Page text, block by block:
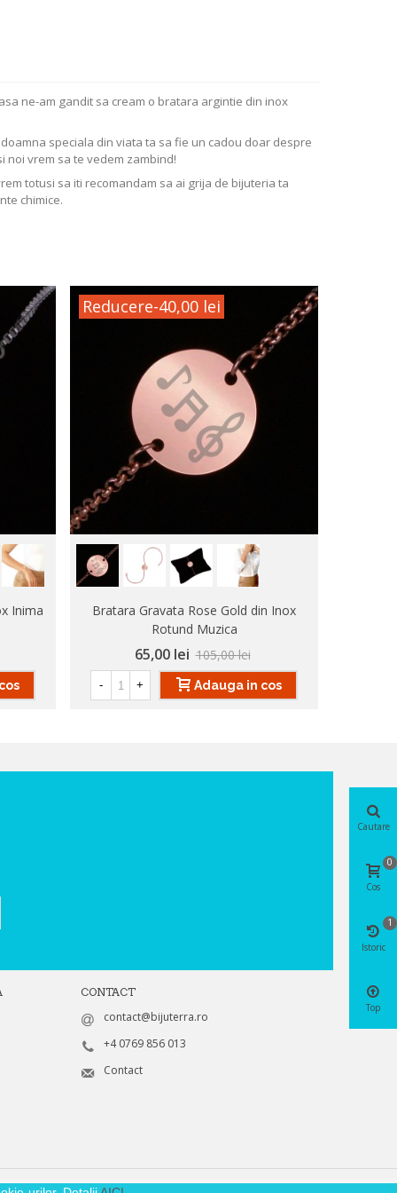
ne-am gandit sa cream o bratara argintie din inox
speciala din viata ta sa fie un cadou doar despre
noi vrem sa te vedem zambind!
totusi sa iti recomandam sa ai grija de bijuteria ta
chimice.
Inima
Reducere-40,00 lei
Bratara Gravata Rose Gold din Inox
Rotund Muzica
65,00 lei 105,00 lei
- + Adauga in cos
CONTACT
contact@bijuterra.ro
+4 0769 856 013
Contact
Cautare
Cos
0
Istoric
1
Top